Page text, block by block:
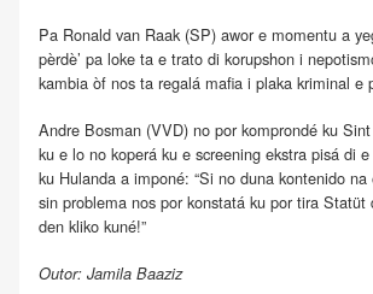
Pa Ronald van Raak (SP) awor e momentu a
pèrdè’ pa loke ta e trato di korupshon i
kambia òf nos ta regalá mafia i plaka kriminal e
Andre Bosman (VVD) no por komprondé ku
ku e lo no koperá ku e screening ekstra pisá di
ku Hulanda a imponé: “Si no duna kontenido na
sin problema nos por konstatá ku por tira Statüt
den kliko kuné!”
Outor: Jamila Baaziz